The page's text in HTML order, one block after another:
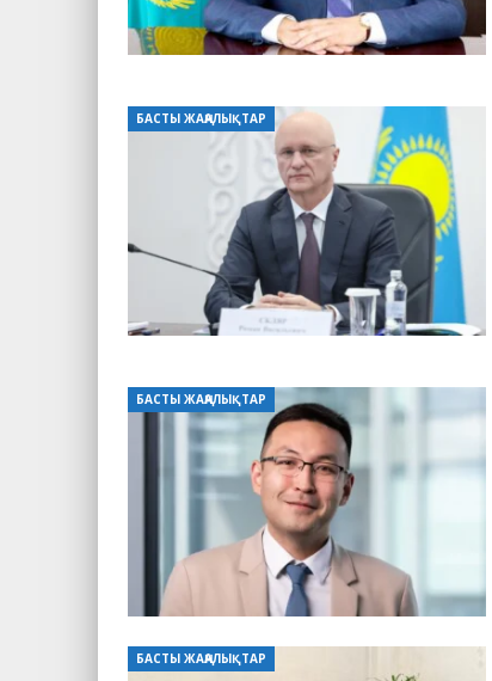
БАСТЫ ЖАҢАЛЫҚТАР
БАСТЫ ЖАҢАЛЫҚТАР
БАСТЫ ЖАҢАЛЫҚТАР